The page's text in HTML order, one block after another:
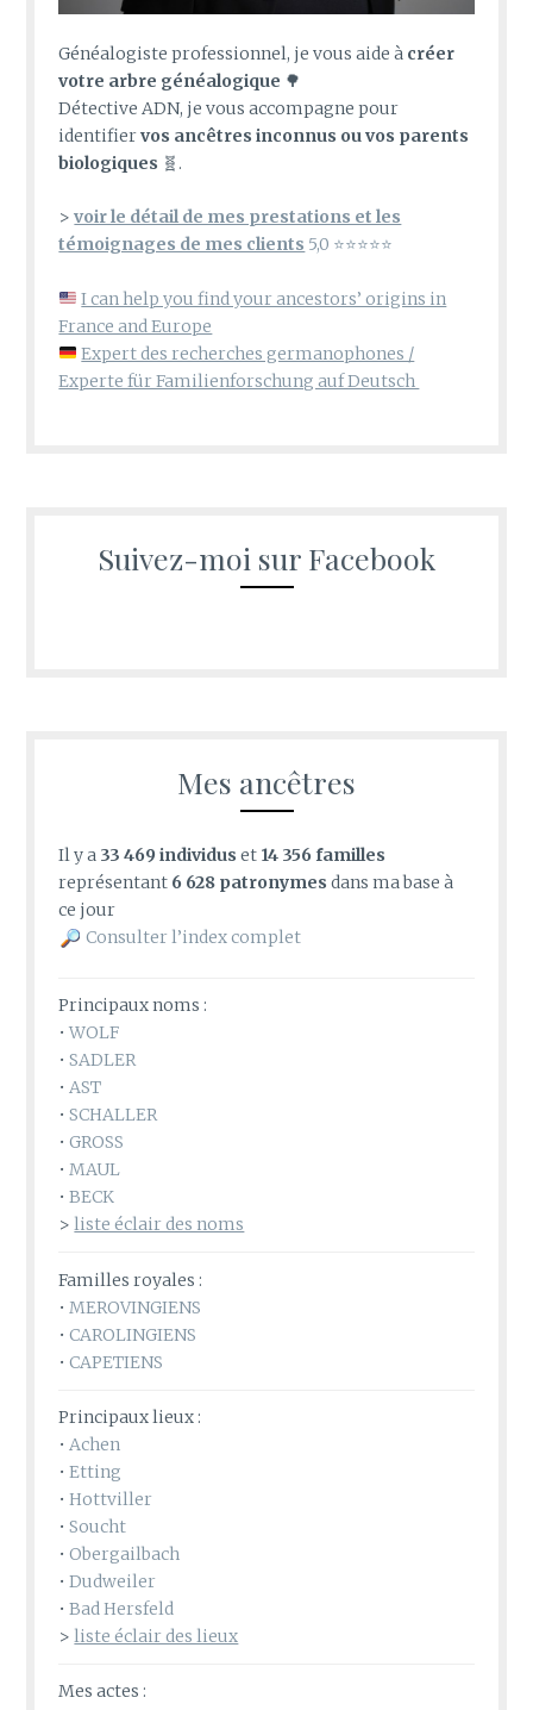
Généalogiste professionnel, je vous aide à créer
votre arbre généalogique 🌳
Détective ADN, je vous accompagne pour
identifiervos ancêtres inconnus ou vos parents
biologiques 🧬.
>voir le détail de mes prestations et les
témoignages de mes clients 5,0 ⭐⭐⭐⭐⭐
I can help you find your ancestors’ origins in
France and Europe
Expert des recherches germanophones /
Experte für Familienforschung auf Deutsch
Suivez-moi sur Facebook
Mes ancêtres
Il y a 33 469 individus et 14 356 familles
représentant 6 628 patronymes dans ma base à
ce jour
Consulter l’index complet
Principaux noms :
•WOLF
•SADLER
•AST
•SCHALLER
•GROSS
•MAUL
•BECK
>liste éclair des noms
Familles royales :
•MEROVINGIENS
•CAROLINGIENS
•CAPETIENS
Principaux lieux :
•Achen
•Etting
•Hottviller
•Soucht
•Obergailbach
•Dudweiler
•Bad Hersfeld
>liste éclair des lieux
Mes actes :